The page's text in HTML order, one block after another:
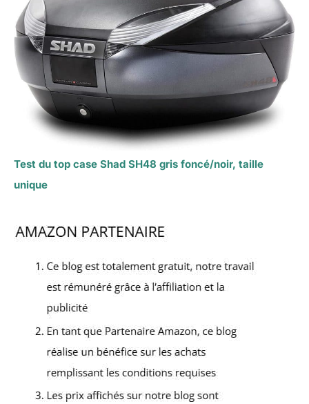
Test du top case Shad SH48 gris foncé/noir, taille
unique